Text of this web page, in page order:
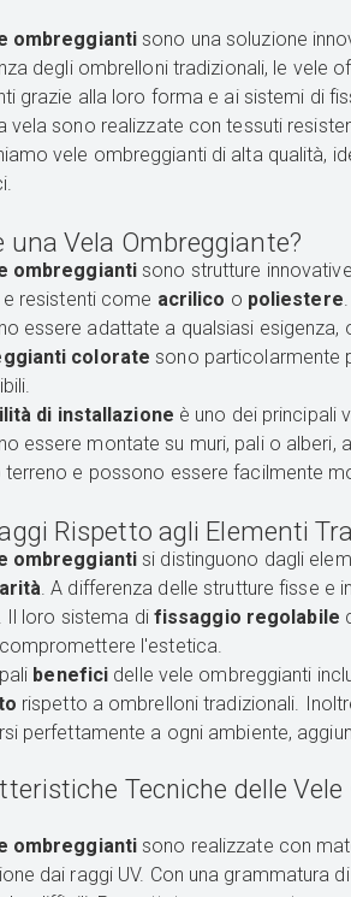
ombreggiantisono una soluzione
degli ombrelloni tradizionali, le vele
grazie alla loro forma e ai sistemi di
vela sono realizzate con tessuti
vele ombreggianti di alta qualità,
una Vela Ombreggiante?
ombreggiantisono strutture
resistenti come acrilico o poliestere
essere adattate a qualsiasi
colorate sono particolarmente
di installazione è uno dei principali
essere montate su muri, pali o
e possono essere facilmente
Rispetto agli Elementi
ombreggiantisi distinguono dagli
. A differenza delle strutture fisse e
Il loro sistema difissaggio regolabile
l'estetica.
benefici delle vele ombreggianti
rispetto a ombrelloni tradizionali.
perfettamente a ogni ambiente,
Tecniche delle
ombreggianti sono realizzate con
dai raggi UV. Con una grammatura